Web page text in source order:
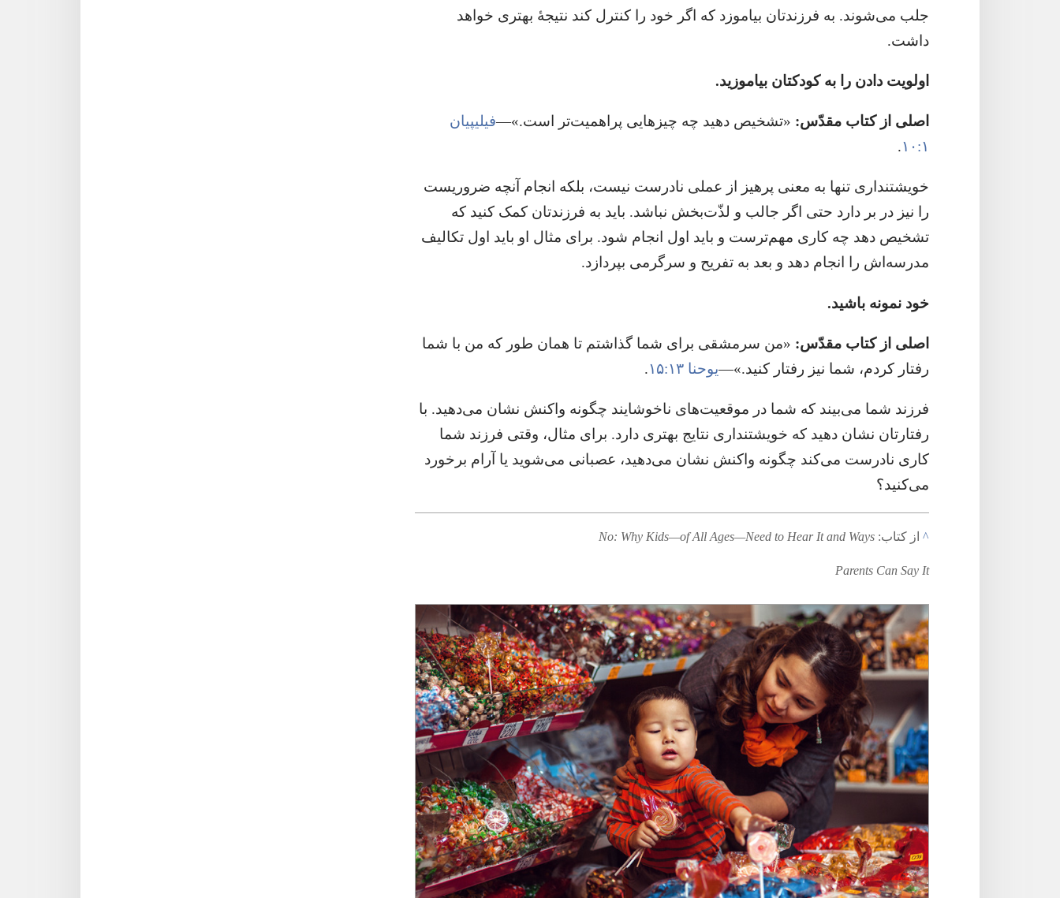
جلب می‌شوند.‏ به فرزندتان بیاموزد که اگر خود را کنترل کند نتیجهٔ بهتری خواهد
داشت.‏
اولویت دادن را به کودکتان بیاموزید.‏
اصلی از کتاب مقدّس:‏ ‏«تشخیص دهید چه چیزهایی پراهمیت‌تر است.‏»—‏فیلیپیان
۱:‏۱۰
‏.‏
خویشتنداری تنها به معنی پرهیز از عملی نادرست نیست،‏ بلکه انجام آنچه ضروریست
را نیز در بر دارد حتی اگر جالب و لذّت‌بخش نباشد.‏ باید به فرزندتان کمک کنید که
تشخیص دهد چه کاری مهم‌ترست و باید اول انجام شود.‏ برای مثال او باید اول تکالیف
مدرسه‌اش را انجام دهد و بعد به تفریح و سرگرمی بپردازد.‏
خود نمونه باشید.‏
اصلی از کتاب مقدّس:‏ ‏«من سرمشقی برای شما گذاشتم تا همان طور که من با شما
رفتار کردم،‏ شما نیز رفتار کنید.‏»—‏یوحنا ۱۳:‏۱۵ ‏.‏
فرزند شما می‌بیند که شما در موقعیت‌های ناخوشایند چگونه واکنش نشان می‌دهید.‏ با
رفتارتان نشان دهید که خویشتنداری نتایج بهتری دارد.‏ برای مثال،‏ وقتی فرزند شما
کاری نادرست می‌کند چگونه واکنش نشان می‌دهید،‏ عصبانی می‌شوید یا آرام برخورد
می‌کنید؟‏
^ از کتاب:‏ No: Why Kids—of All Ages—Need to Hear It and Ways
Parents Can Say It